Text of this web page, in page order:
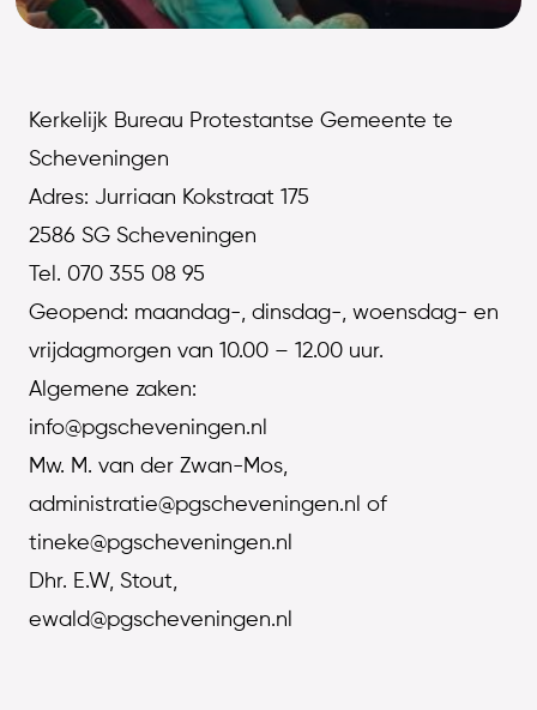
Kerkelijk Bureau Protestantse Gemeente te
Scheveningen
Adres: Jurriaan Kokstraat 175
2586 SG Scheveningen
Tel. 070 355 08 95
Geopend: maandag-, dinsdag-, woensdag- en
vrijdagmorgen van 10.00 – 12.00 uur.
Algemene zaken:
info@pgscheveningen.nl
Mw. M. van der Zwan-Mos,
administratie@pgscheveningen.nl of
tineke@pgscheveningen.nl
Dhr. E.W, Stout,
ewald@pgscheveningen.nl